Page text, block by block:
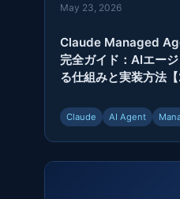
May 23, 2026
Claude Managed
完全ガイド：AIエー
る仕組みと実装方法
Claude AI Agent